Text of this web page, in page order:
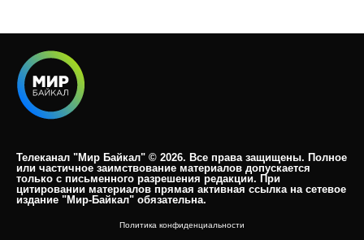
Телеканал "Мир Байкал" © 2026. Все права защищены. Полное
или частичное заимствование материалов допускается
только с письменного разрешения редакции. При
цитировании материалов прямая активная ссылка на сетевое
издание "Мир-Байкал" обязательна.​
Политика конфиденциальности